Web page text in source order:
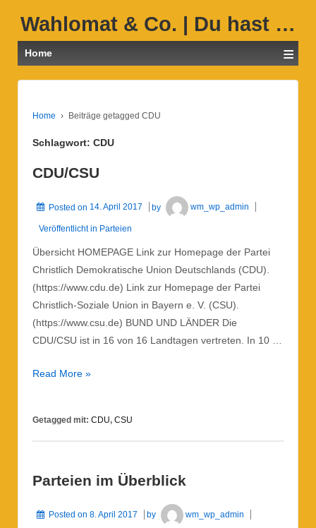
Wahlomat & Co. | Du hast …
Home ≡
Home › Beiträge getagged CDU
Schlagwort: CDU
CDU/CSU
Posted on 14. April 2017 by wm_wp_admin
Veröffentlicht in Parteien
Übersicht HOMEPAGE Link zur Homepage der Partei
Christlich Demokratische Union Deutschlands (CDU).
(https://www.cdu.de) Link zur Homepage der Partei
Christlich-Soziale Union in Bayern e. V. (CSU).
(https://www.csu.de) BUND UND LÄNDER Die
CDU/CSU ist in 16 von 16 Landtagen vertreten. In 10 …
CDU/CSU
Read More »
Getagged mit: CDU, CSU
Parteien im Überblick
Posted on 8. April 2017 by wm_wp_admin